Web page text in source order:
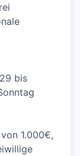
bis
1.000€,